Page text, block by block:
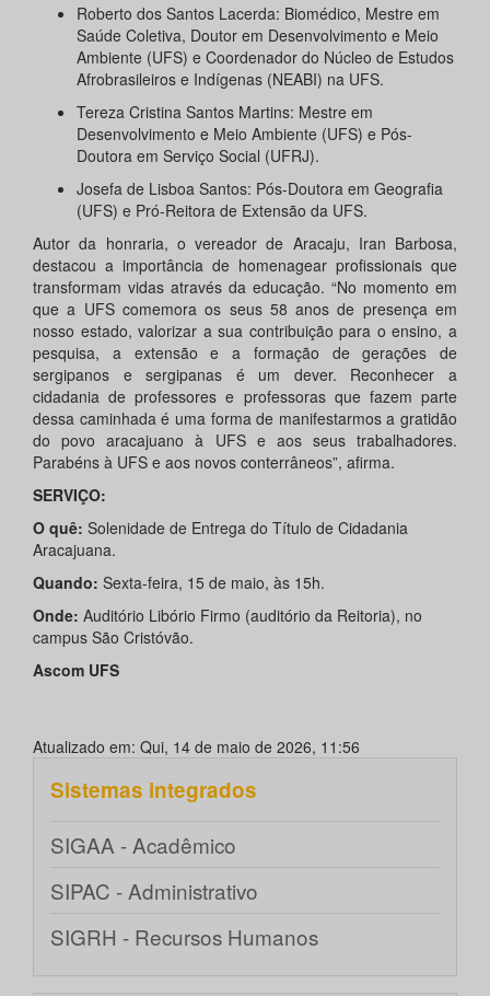
Roberto dos Santos Lacerda: Biomédico, Mestre em
Saúde Coletiva, Doutor em Desenvolvimento e Meio
Ambiente (UFS) e Coordenador do Núcleo de Estudos
Afrobrasileiros e Indígenas (NEABI) na UFS.
Tereza Cristina Santos Martins: Mestre em
Desenvolvimento e Meio Ambiente (UFS) e Pós-
Doutora em Serviço Social (UFRJ).
Josefa de Lisboa Santos: Pós-Doutora em Geografia
(UFS) e Pró-Reitora de Extensão da UFS.
Autor da honraria, o vereador de Aracaju, Iran Barbosa,
destacou a importância de homenagear profissionais que
transformam vidas através da educação. “No momento em
que a UFS comemora os seus 58 anos de presença em
nosso estado, valorizar a sua contribuição para o ensino, a
pesquisa, a extensão e a formação de gerações de
sergipanos e sergipanas é um dever. Reconhecer a
cidadania de professores e professoras que fazem parte
dessa caminhada é uma forma de manifestarmos a gratidão
do povo aracajuano à UFS e aos seus trabalhadores.
Parabéns à UFS e aos novos conterrâneos”, afirma.
SERVIÇO:
O quê: Solenidade de Entrega do Título de Cidadania
Aracajuana.
Quando: Sexta-feira, 15 de maio, às 15h.
Onde: Auditório Libório Firmo (auditório da Reitoria), no
campus São Cristóvão.
Ascom UFS
Atualizado em: Qui, 14 de maio de 2026, 11:56
Sistemas integrados
SIGAA - Acadêmico
SIPAC - Administrativo
SIGRH - Recursos Humanos